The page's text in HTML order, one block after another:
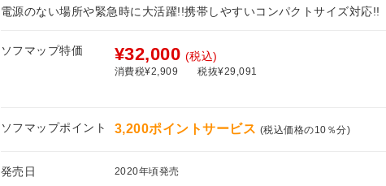
電源のない場所や緊急時に大活躍!!携帯しやすいコンパクトサイズ対応!!
ソフマップ特価 ¥32,000 (税込)
消費税¥2,909 税抜¥29,091
ソフマップポイント 3,200ポイントサービス (税込価格の10％分)
発売日 2020年頃発売